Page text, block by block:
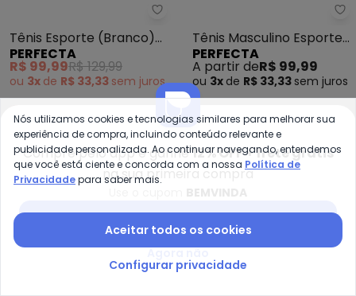
Perfecta - Tênis Esporte
Tênis Esporte (Branco)
em Tecido
PERFECTA
R$ 99,99R$ 129,99
ou 3x de R$ 33,33 sem juros
Tênis Masculino Esporte
(Preto) em Tecido
PERFECTA
A partir deR$ 99,99
ou 3x de R$ 33,33 sem juros
-26% -26%
Compre pelo app e ganhe12% OFF + frete grátis
na sua primeira compra
Nós utilizamos cookies e tecnologias similares para melhorar sua
experiência de compra, incluindo conteúdo relevante e
publicidade personalizada. Ao continuar navegando, entendemos
que você está ciente e concorda com a nossa Política de
Privacidadepara saber mais.
Aceitar todos os cookies
Configurar privacidade